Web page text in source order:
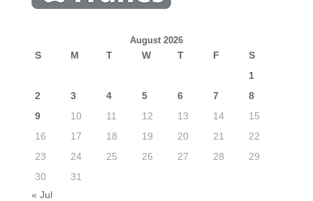
August 2026
S M T W T F
S
1
2
3 4 5 6 7
8
9
10 11 12 13 14
15
16
17 18 19 20 21
22
23
24 25 26 27 28
29
30
31
« Jul